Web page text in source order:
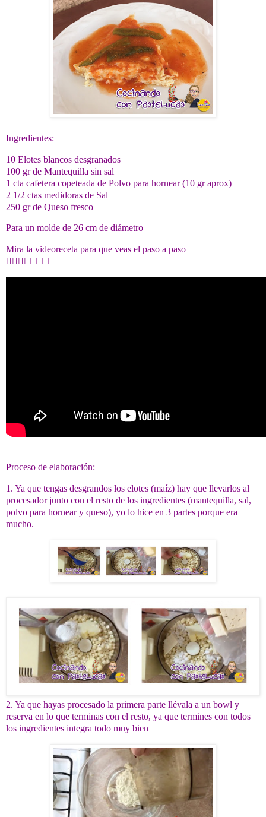
Ingredientes:
10 Elotes blancos desgranados
100 gr de Mantequilla sin sal
1 cta cafetera copeteada de Polvo para hornear (10 gr aprox)
2 1/2 ctas medidoras de Sal
250 gr de Queso fresco
Para un molde de 26 cm de diámetro
Mira la videoreceta para que veas el paso a paso
👇🏻👇🏻👇🏻👇🏻
Proceso de elaboración:
1. Ya que tengas desgrandos los elotes (maíz) hay que llevarlos al
procesador junto con el resto de los ingredientes (mantequilla, sal,
polvo para hornear y queso), yo lo hice en 3 partes porque era
mucho.
2. Ya que hayas procesado la primera parte llévala a un bowl y
reserva en lo que terminas con el resto, ya que termines con todos
los ingredientes integra todo muy bien